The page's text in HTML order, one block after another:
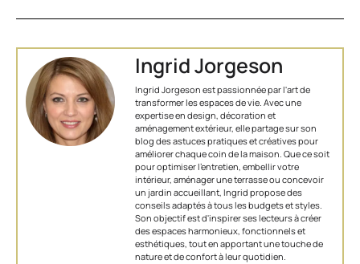
Ingrid Jorgeson
Ingrid Jorgeson est passionnée par l'art de
transformer les espaces de vie. Avec une
expertise en design, décoration et
aménagement extérieur, elle partage sur son
blog des astuces pratiques et créatives pour
améliorer chaque coin de la maison. Que ce soit
pour optimiser l’entretien, embellir votre
intérieur, aménager une terrasse ou concevoir
un jardin accueillant, Ingrid propose des
conseils adaptés à tous les budgets et styles.
Son objectif est d'inspirer ses lecteurs à créer
des espaces harmonieux, fonctionnels et
esthétiques, tout en apportant une touche de
nature et de confort à leur quotidien.